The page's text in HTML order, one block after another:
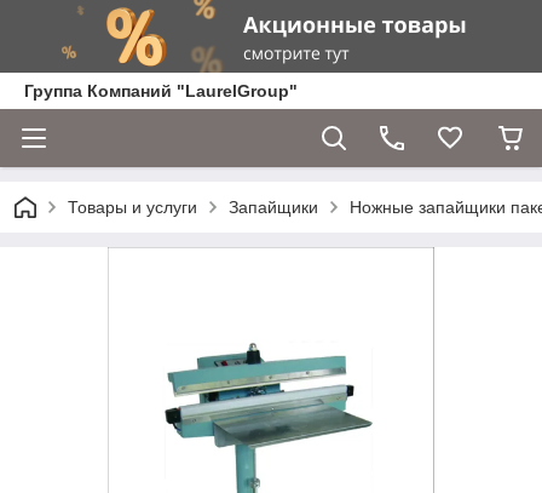
Группа Компаний "LaurelGroup"
Товары и услуги Запайщики Ножные запайщики